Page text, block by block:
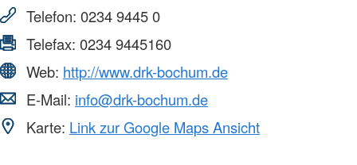
Telefon: 0234 9445 0
Telefax: 0234 9445160
Web: http://www.drk-bochum.de
E-Mail: info@drk-bochum.de
Karte: Link zur Google Maps Ansicht